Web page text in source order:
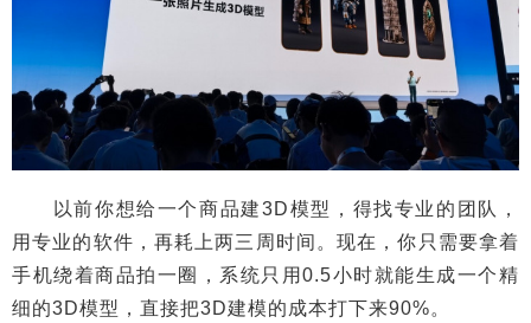
以前你想给一个商品建3D模型，得找专业的团队，
用专业的软件，再耗上两三周时间。现在，你只需要拿着
手机绕着商品拍一圈，系统只用0.5小时就能生成一个精
细的3D模型，直接把3D建模的成本打下来90%。